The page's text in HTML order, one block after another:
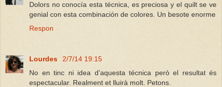
Dolors no conocía esta técnica, es preciosa y el quilt se ve
genial con esta combinación de colores. Un besote enorme
Respon
Lourdes
2/7/14 19:15
No en tinc ni idea d'aquesta técnica però el resultat és
espectacular. Realment et lluirà molt. Petons.